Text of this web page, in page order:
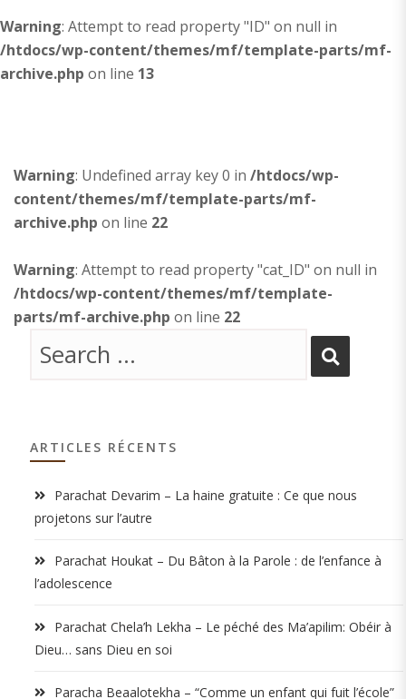
Warning: Attempt to read property "ID" on null in
/htdocs/wp-content/themes/mf/template-parts/mf-
archive.php on line 13
Warning: Undefined array key 0 in /htdocs/wp-
content/themes/mf/template-parts/mf-
archive.php on line 22
Warning: Attempt to read property "cat_ID" on null in
/htdocs/wp-content/themes/mf/template-
parts/mf-archive.php on line 22
ARTICLES RÉCENTS
Parachat Devarim – La haine gratuite : Ce que nous
projetons sur l’autre
Parachat Houkat – Du Bâton à la Parole : de l’enfance à
l’adolescence
Parachat Chela’h Lekha – Le péché des Ma’apilim: Obéir à
Dieu… sans Dieu en soi
Paracha Beaalotekha – “Comme un enfant qui fuit l’école”